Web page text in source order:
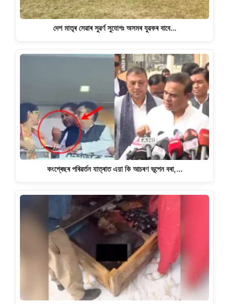
দেশ মাতৃৰ সেৱাৰ সুৱৰ্ণ সুযোগঃ অসমৰ যুৱকৰ বাবে…
কংগ্ৰেছৰ পৰিৱৰ্তন যাত্ৰাত এয়া কি আচৰণ ভূপেন বৰা,…